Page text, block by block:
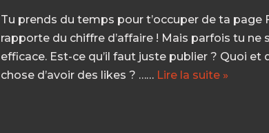
Tu prends du temps pour t’occuper de ta
rapporte du chiffre d’affaire ! Mais parfois tu
efficace. Est-ce qu’il faut juste publier ? Quoi
chose d’avoir des likes ? …… Lire la suite »